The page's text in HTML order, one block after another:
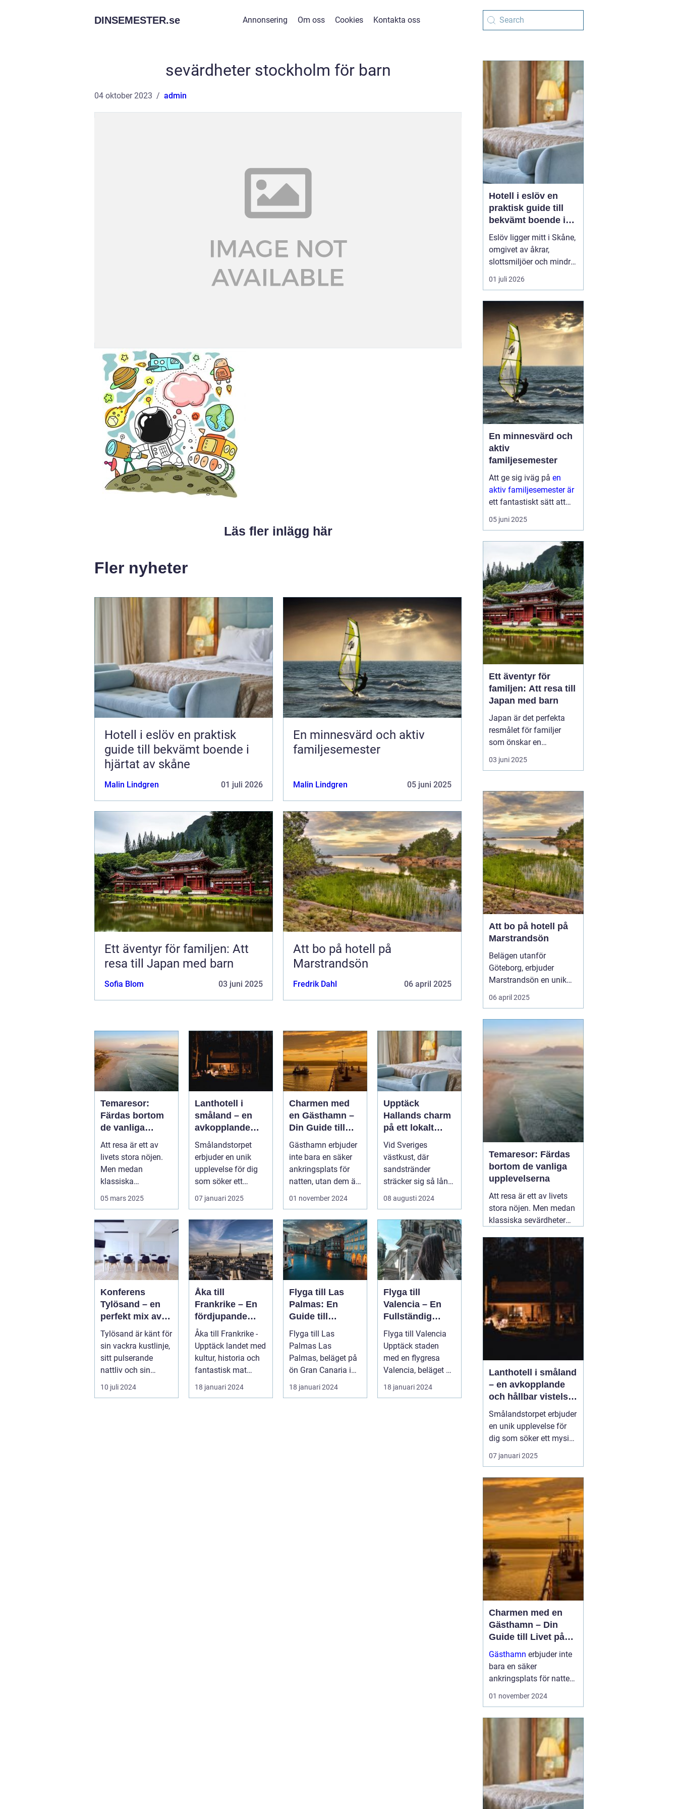
DINSEMESTER.se Annonsering Om oss Cookies Kontakta oss
sevärdheter stockholm för barn
04 oktober 2023 admin
Läs fler inlägg här
Fler nyheter
Hotell i eslöv en praktisk
guide till bekvämt boende i
hjärtat av skåne
Malin Lindgren 01 juli 2026
En minnesvärd och aktiv
familjesemester
Malin Lindgren 05 juni 2025
Ett äventyr för familjen: Att
resa till Japan med barn
Sofia Blom 03 juni 2025
Att bo på hotell på
Marstrandsön
Fredrik Dahl 06 april 2025
Temaresor:
Färdas bortom
de vanliga
upplevelserna
Att resa är ett av
livets stora nöjen.
Men medan
klassiska
05 mars 2025
Lanthotell i
småland – en
avkopplande
och hållbar
vistelse på
smålandstorpet
Smålandstorpet
erbjuder en unik
upplevelse för dig
som söker ett
mysigt lanthotell i...
07 januari 2025
Charmen med
en Gästhamn –
Din Guide till
Livet på
Bryggan
Gästhamn erbjuder
inte bara en säker
ankringsplats för
natten, utan dem är
01 november 2024
Upptäck
Hallands charm
på ett lokalt
hotell
Vid Sveriges
västkust, där
sandstränder
sträcker sig så långt
08 augusti 2024
Konferens
Tylösand – en
perfekt mix av
affär och nöje
Tylösand är känt för
sin vackra kustlinje,
sitt pulserande
nattliv och sin
unika...
10 juli 2024
Åka till
Frankrike – En
fördjupande
guide för
resenärer
Åka till Frankrike -
Upptäck landet med
kultur, historia och
fantastisk mat
Frankrike är ett land
s...
18 januari 2024
Flyga till Las
Palmas: En
Guide till
Kanarieöarnas
Pärla
Flyga till Las
Palmas Las
Palmas, beläget på
ön Gran Canaria i
Spanien, lockar
årligen miljontals
18 januari 2024
Flyga till
Valencia – En
Fullständig
Guide
Flyga till Valencia
Upptäck staden
med en flygresa
Valencia, beläget på
Spaniens östkust, är
en fä...
18 januari 2024
Hotell i eslöv en
praktisk guide till
bekvämt boende i
hjärtat av skåne
Eslöv ligger mitt i Skåne,
omgivet av åkrar,
slottsmiljöer och mindre
orter. Läget gör staden
till en smart bas för både
tåg når du snabbt Lund,
Malmö, Helsingborg och
Köpenhamn, och med bil
tar du dig lika smidigt
vidare ut på...
01 juli 2026
En minnesvärd och
aktiv
familjesemester
Att ge sig iväg på en
aktiv familjesemester är
ett fantastiskt sätt att
tillbringa tid med nära
och kära medan man
och platser. Det...
05 juni 2025
Ett äventyr för
familjen: Att resa till
Japan med barn
Japan är det perfekta
resmålet för familjer
som önskar en
kombination av
spännande kultur,
och moderna
underhållningsmöjlighet
er. Med sitt rykte som en
säker och ren
destination erbjuder...
03 juni 2025
Att bo på hotell på
Marstrandsön
Belägen utanför
Göteborg, erbjuder
Marstrandsön en unik
kombination av historia
och naturskönhet, vilket
resmål för turister från
hela världen. Med dess
charmiga a...
06 april 2025
Temaresor: Färdas
bortom de vanliga
upplevelserna
Att resa är ett av livets
stora nöjen. Men medan
klassiska sevärdheter
lockar många, finns det
en växande skara av
resenärer som söker
något mer speciellt.05
mars 2025
Lanthotell i småland
– en avkopplande
och hållbar vistelse
på smålandstorpet
Smålandstorpet erbjuder
en unik upplevelse för
dig som söker ett mysigt
lanthotell
Smålands skogar. Med
det perfekt för en avko...
07 januari 2025
Charmen med en
Gästhamn – Din
Guide till Livet på
Bryggan
Gästhamn erbjuder inte
bara en säker
ankringsplats för natten,
utan dem är också en
01 november 2024